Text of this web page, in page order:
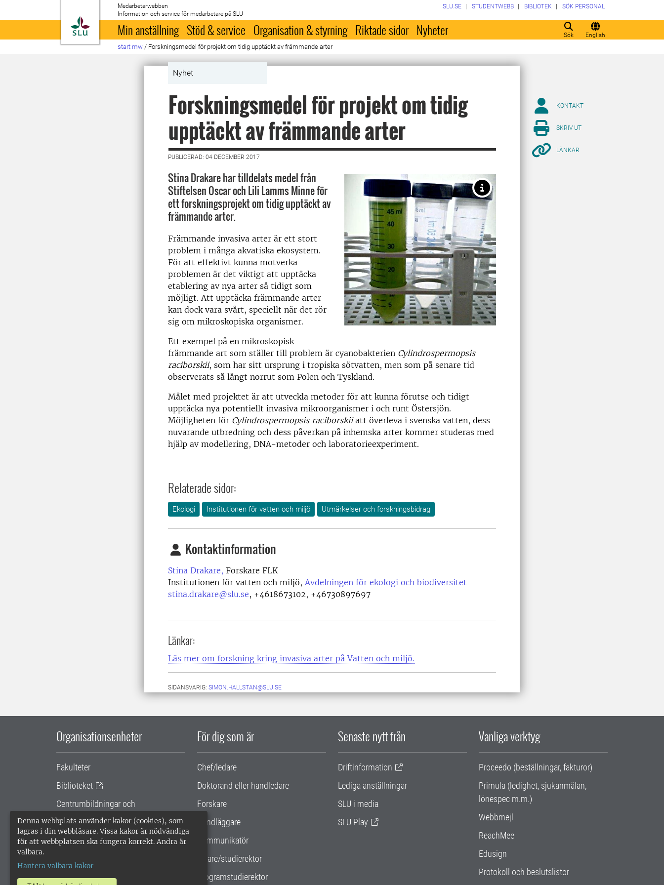
Denna webbplats använder kakor (cookies), som
lagras i din webbläsare. Vissa kakor är nödvändiga
för att webbplatsen ska fungera korrekt. Andra är
valbara.
Hantera valbara kakor
Till startsida
Medarbetarwebben
Information och service för medarbetare på SLU
Sök English
SLU.SE STUDENTWEBB BIBLIOTEK SÖK PERSONAL
Min anställning Stöd & service Organisation & styrning Riktade sidor Nyheter
start mw / Forskningsmedel för projekt om tidig upptäckt av främmande arter
Nyhet
Forskningsmedel för projekt om tidig
upptäckt av främmande arter
PUBLICERAD: 04 DECEMBER 2017
Stina Drakare har tilldelats medel från
Stiftelsen Oscar och Lili Lamms Minne för
ett forskningsprojekt om tidig upptäckt av
främmande arter.
Främmande invasiva arter är ett stort
problem i många akvatiska ekosystem.
För att effektivt kunna motverka
problemen är det viktigt att upptäcka
etablering av nya arter så tidigt som
möjligt. Att upptäcka främmande arter
kan dock vara svårt, speciellt när det rör
sig om mikroskopiska organismer.
Ett exempel på en mikroskopisk
främmande art som ställer till problem är cyanobakterien Cylindrospermopsis
raciborskii, som har sitt ursprung i tropiska sötvatten, men som på senare tid
observerats så långt norrut som Polen och Tyskland.
Målet med projektet är att utveckla metoder för att kunna förutse och tidigt
upptäcka nya potentiellt invasiva mikroorganismer i och runt Östersjön.
Möjligheten för Cylindrospermopsis raciborskiiatt överleva i svenska vatten, dess
nuvarande utbredning och dess påverkan på inhemska arter kommer studeras med
hjälp av modellering, DNA-metoder och laboratorieexperiment.
Relaterade sidor:
Ekologi Institutionen för vatten och miljö Utmärkelser och forskningsbidrag
Kontaktinformation
Stina Drakare, Forskare FLK
Institutionen för vatten och miljö, Avdelningen för ekologi och biodiversitet
stina.drakare@slu.se, +4618673102, +46730897697
Länkar:
Läs mer om forskning kring invasiva arter på Vatten och miljö.
SIDANSVARIG: SIMON.HALLSTAN@SLU.SE
KONTAKT
SKRIV UT
LÄNKAR
Organisationsenheter
Fakulteter
Biblioteket
Centrumbildningar och
samarbetsprojekt
Gemensamma verksamhetsstödet
För dig som är
Chef/ledare
Doktorand eller handledare
Forskare
Handläggare
Kommunikatör
Lärare/studierektor
Programstudierektor
Senaste nytt från
Driftinformation
Lediga anställningar
SLU i media
SLU Play
Vanliga verktyg
Proceedo (beställningar, fakturor)
Primula (ledighet, sjukanmälan,
lönespec m.m.)
Webbmejl
ReachMee
Edusign
Protokoll och beslutslistor